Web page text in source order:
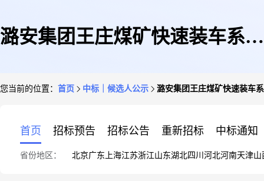
潞安集团王庄煤矿快速装车系统
您当前的位置： 首页 中标｜候选人公示 潞安集团王庄煤矿快速装车
首页 招标预告 招标公告 重新招标 中标通知
省份地区： 北京广东 上海江苏浙江山东湖北四川 河北河南天津山